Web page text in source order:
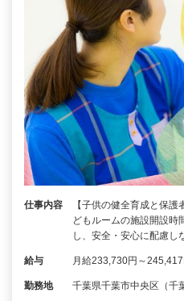
仕事内容
【子供の健全育成と保
どもルームの施設開設時
し、安全・安心に配慮
給与 月給233,730円～245,417
勤務地 千葉県千葉市中央区（千